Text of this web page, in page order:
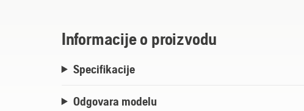
Informacije o proizvodu
Specifikacije
Odgovara modelu